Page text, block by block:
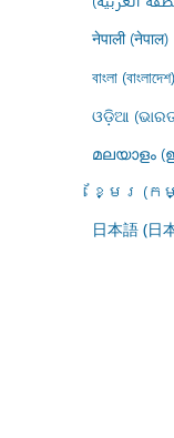
नेपाली (नेपाल)
বাংলা (বাংলাদেশ)
ଓଡ଼ିଆ
മലയാളം
ខ្មែរ (ក
日本語 (日